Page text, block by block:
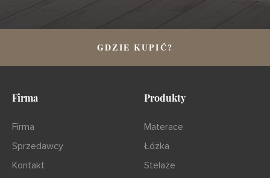
GDZIE KUPIĆ?
Firma
Firma
Sprzedawcy
Kontakt
Produkty
Materace
Łóżka
Stelaże